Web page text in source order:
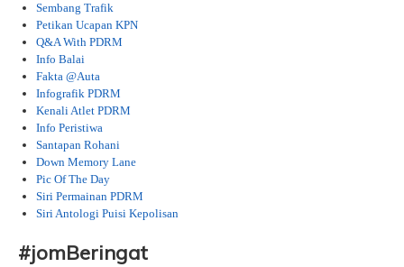
Sembang Trafik
Petikan Ucapan KPN
Q&A With PDRM
Info Balai
Fakta @Auta
Infografik PDRM
Kenali Atlet PDRM
Info Peristiwa
Santapan Rohani
Down Memory Lane
Pic Of The Day
Siri Permainan PDRM
Siri Antologi Puisi Kepolisan
#jomBeringat